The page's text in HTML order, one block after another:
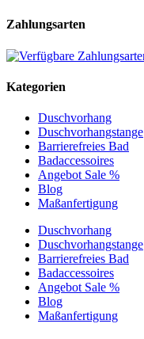
Zahlungsarten
Kategorien
Duschvorhang
Duschvorhangstange
Barrierefreies Bad
Badaccessoires
Angebot Sale %
Blog
Maßanfertigung
Duschvorhang
Duschvorhangstange
Barrierefreies Bad
Badaccessoires
Angebot Sale %
Blog
Maßanfertigung